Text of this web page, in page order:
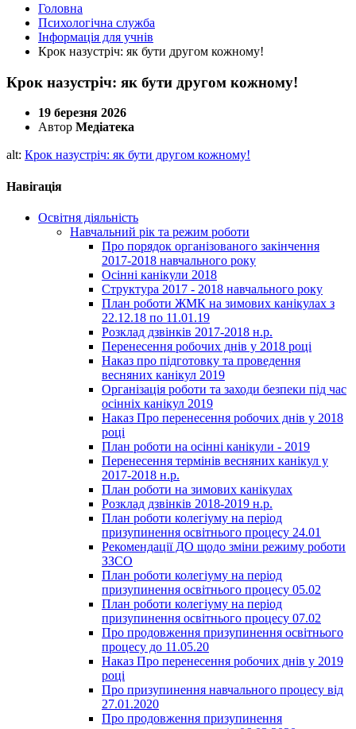
Головна
Психологічна служба
Інформація для учнів
Крок назустріч: як бути другом кожному!
Крок назустріч: як бути другом кожному!
19 березня 2026
Автор Медіатека
alt: Крок назустріч: як бути другом кожному!
Навігація
Освітня діяльність
Навчальний рік та режим роботи
Про порядок організованого закінчення
2017-2018 навчального року
Осінні канікули 2018
Структура 2017 - 2018 навчального року
План роботи ЖМК на зимових канікулах з
22.12.18 по 11.01.19
Розклад дзвінків 2017-2018 н.р.
Перенесення робочих днів у 2018 році
Наказ про підготовку та проведення
весняних канікул 2019
Організація роботи та заходи безпеки під час
осінніх канікул 2019
Наказ Про перенесення робочих днів у 2018
році
План роботи на осінні канікули - 2019
Перенесення термінів весняних канікул у
2017-2018 н.р.
План роботи на зимових канікулах
Розклад дзвінків 2018-2019 н.р.
План роботи колегіуму на період
призупинення освітнього процесу 24.01
Рекомендації ДО щодо зміни режиму роботи
ЗЗСО
План роботи колегіуму на період
призупинення освітнього процесу 05.02
План роботи колегіуму на період
призупинення освітнього процесу 07.02
Про продовження призупинення освітнього
процесу до 11.05.20
Наказ Про перенесення робочих днів у 2019
році
Про призупинення навчального процесу від
27.01.2020
Про продовження призупинення